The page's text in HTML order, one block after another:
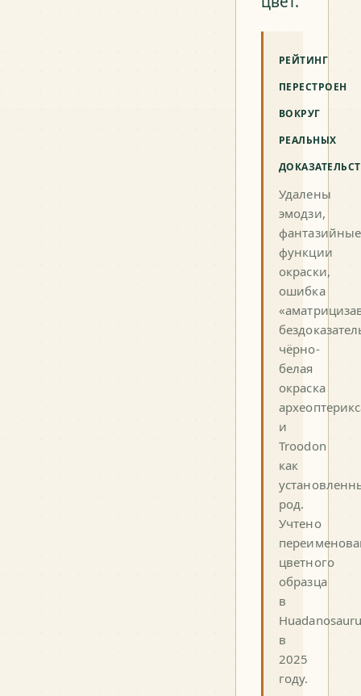
РЕЙТИНГ
ПЕРЕСТРОЕН
ВОКРУГ
РЕАЛЬНЫХ
Удалены
эмодзи,
фантазийные
функции
окраски,
ошибка
чёрно-
белая
окраска
и
Troodon
как
род.
Учтено
цветного
образца
в
в
2025
году.